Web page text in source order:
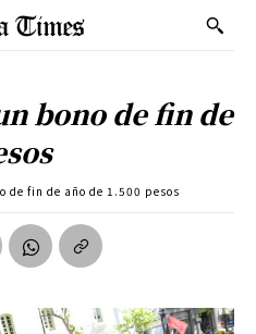
bono de fin de
de fin de año de 1.500 pesos